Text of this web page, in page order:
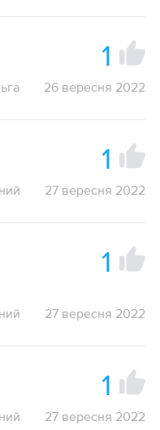
1
26 вересня 2022
1
27 вересня 2022
1
27 вересня 2022
1
27 вересня 2022